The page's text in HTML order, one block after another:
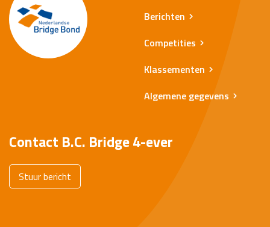
Berichten
Competities
Klassementen
Algemene gegevens
Contact B.C. Bridge 4-ever
Stuur bericht